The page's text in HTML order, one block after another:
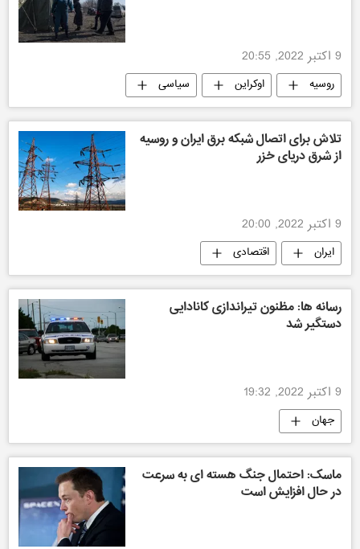
9 اکتبر 2022, 20:55
روسیه اوکراین
سیاسی
ویدیو کلوب
تلاش برای اتصال شبکه برق ایران و روسیه
از شرق دریای خزر
9 اکتبر 2022, 20:00
ایران اقتصادی
رسانه ها: مظنون تیراندازی کانادایی
دستگیر شد
9 اکتبر 2022, 19:32
جهان
ماسک: احتمال جنگ هسته ای به سرعت
در حال افزایش است